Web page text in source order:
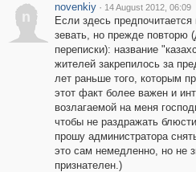
n
novenkiy · 14 August 2012, 06:09
Если здесь
зевать, но прежде повторю
переписки): название
жителей закрепилось за
лет раньше того, которым
этот факт более важен и
возлагаемой на меня
чтобы не раздражать
прошу администратора
это сам немедленно, но не
признателен.)